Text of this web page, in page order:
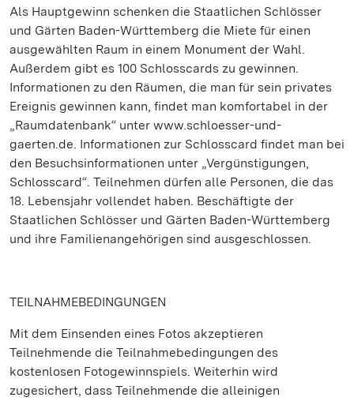
Als Hauptgewinn schenken die Staatlichen Schlösser
und Gärten Baden-Württemberg die Miete für einen
ausgewählten Raum in einem Monument der Wahl.
Außerdem gibt es 100 Schlosscards zu gewinnen.
Informationen zu den Räumen, die man für sein privates
Ereignis gewinnen kann, findet man komfortabel in der
„Raumdatenbank“ unter www.schloesser-und-
gaerten.de. Informationen zur Schlosscard findet man bei
den Besuchsinformationen unter „Vergünstigungen,
Schlosscard“. Teilnehmen dürfen alle Personen, die das
18. Lebensjahr vollendet haben. Beschäftigte der
Staatlichen Schlösser und Gärten Baden-Württemberg
und ihre Familienangehörigen sind ausgeschlossen.
TEILNAHMEBEDINGUNGEN
Mit dem Einsenden eines Fotos akzeptieren
Teilnehmende die Teilnahmebedingungen des
kostenlosen Fotogewinnspiels. Weiterhin wird
zugesichert, dass Teilnehmende die alleinigen